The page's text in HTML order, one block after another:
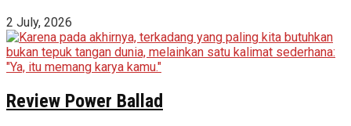
2 July, 2026
Review Power Ballad